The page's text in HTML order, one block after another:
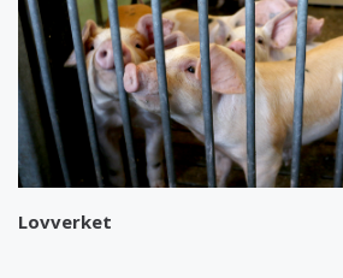
Lovverket